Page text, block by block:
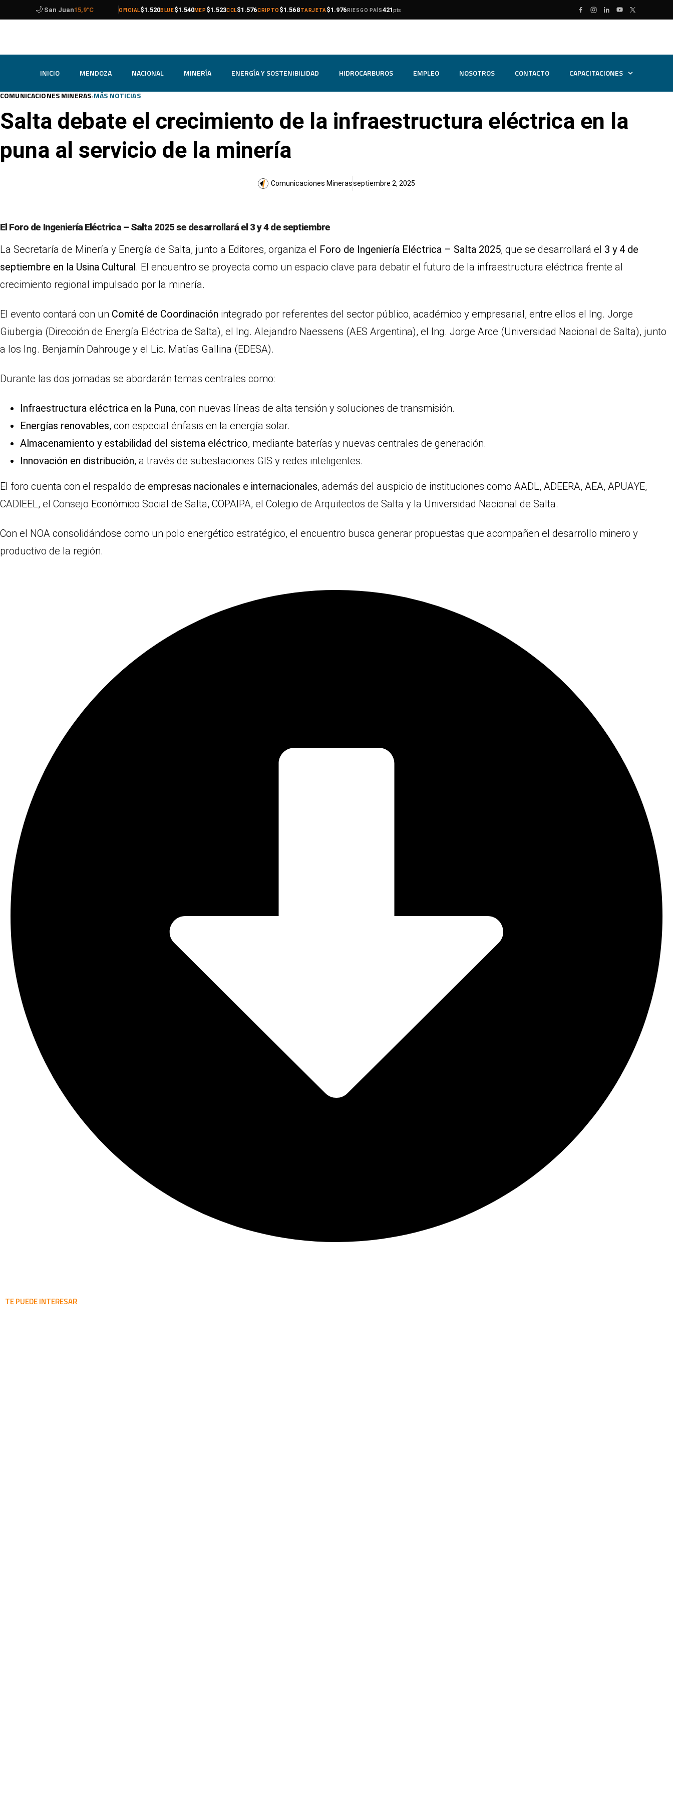
🌙 Catamarca20,0°C OFICIAL
compra
venta $1.520BLUE
compra
venta$1.540MEP
compra
venta$1.523CCL
compra
venta$1.576CRIPTO
compra
venta $1.568TARJETA
compra
venta $1.976RIESGO PAÍS421pts
INICIO MENDOZA NACIONAL MINERÍA ENERGÍA Y SOSTENIBILIDAD HIDROCARBUROS EMPLEO NOSOTROS CONTACTO CAPACITACIONES
COMUNICACIONES MINERAS›MÁS NOTICIAS
Salta debate el crecimiento de la infraestructura eléctrica en la
puna al servicio de la minería
Comunicaciones Minerasseptiembre 2, 2025
El Foro de Ingeniería Eléctrica – Salta 2025 se desarrollará el 3 y 4 de septiembre
La Secretaría de Minería y Energía de Salta, junto a Editores, organiza el Foro de Ingeniería Eléctrica – Salta 2025, que se desarrollará el 3 y 4 de
septiembre en la Usina Cultural. El encuentro se proyecta como un espacio clave para debatir el futuro de la infraestructura eléctrica frente al
crecimiento regional impulsado por la minería.
El evento contará con un Comité de Coordinación integrado por referentes del sector público, académico y empresarial, entre ellos el Ing. Jorge
Giubergia (Dirección de Energía Eléctrica de Salta), el Ing. Alejandro Naessens (AES Argentina), el Ing. Jorge Arce (Universidad Nacional de Salta), junto
a los Ing. Benjamín Dahrouge y el Lic. Matías Gallina (EDESA).
Durante las dos jornadas se abordarán temas centrales como:
Infraestructura eléctrica en la Puna, con nuevas líneas de alta tensión y soluciones de transmisión.
Energías renovables, con especial énfasis en la energía solar.
Almacenamiento y estabilidad del sistema eléctrico, mediante baterías y nuevas centrales de generación.
Innovación en distribución, a través de subestaciones GIS y redes inteligentes.
El foro cuenta con el respaldo de empresas nacionales e internacionales, además del auspicio de instituciones como AADL, ADEERA, AEA, APUAYE,
CADIEEL, el Consejo Económico Social de Salta, COPAIPA, el Colegio de Arquitectos de Salta y la Universidad Nacional de Salta.
Con el NOA consolidándose como un polo energético estratégico, el encuentro busca generar propuestas que acompañen el desarrollo minero y
productivo de la región.
TE PUEDE INTERESAR